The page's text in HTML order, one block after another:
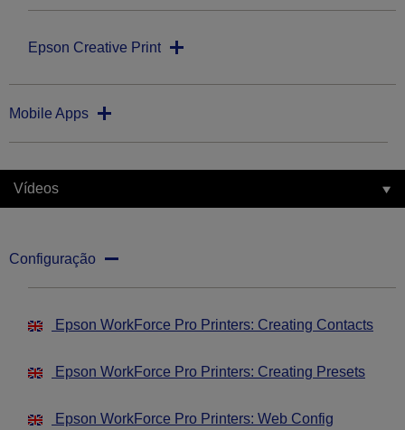
Epson Creative Print
Mobile Apps
Vídeos
Configuração
Epson WorkForce Pro Printers: Creating Contacts
Epson WorkForce Pro Printers: Creating Presets
Epson WorkForce Pro Printers: Web Config